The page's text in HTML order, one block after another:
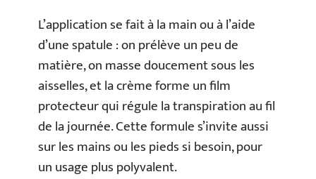
L’application se fait à la main ou à l’aide
d’une spatule : on prélève un peu de
matière, on masse doucement sous les
aisselles, et la crème forme un film
protecteur qui régule la transpiration au fil
de la journée. Cette formule s’invite aussi
sur les mains ou les pieds si besoin, pour
un usage plus polyvalent.